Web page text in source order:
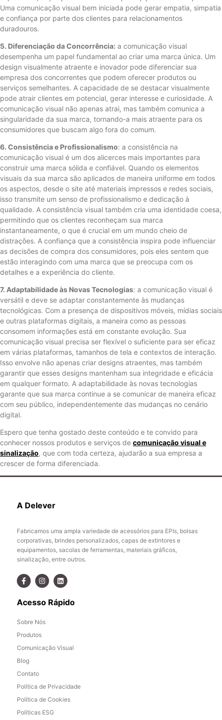
Uma comunicação visual bem iniciada pode gerar empatia, simpatia
e confiança por parte dos clientes para relacionamentos
duradouros.
5. Diferenciação da Concorrência: a comunicação visual
desempenha um papel fundamental ao criar uma marca única. Um
design visualmente atraente e inovador pode diferenciar sua
empresa dos concorrentes que podem oferecer produtos ou
serviços semelhantes. A capacidade de se destacar visualmente
pode atrair clientes em potencial, gerar interesse e curiosidade. A
comunicação visual não apenas atrai, mas também comunica a
singularidade da sua marca, tornando-a mais atraente para os
consumidores que buscam algo fora do comum.
6. Consistência e Profissionalismo: a consistência na
comunicação visual é um dos alicerces mais importantes para
construir uma marca sólida e confiável. Quando os elementos
visuais da sua marca são aplicados de maneira uniforme em todos
os aspectos, desde o site até materiais impressos e redes sociais,
isso transmite um senso de profissionalismo e dedicação à
qualidade. A consistência visual também cria uma identidade coesa,
permitindo que os clientes reconheçam sua marca
instantaneamente, o que é crucial em um mundo cheio de
distrações. A confiança que a consistência inspira pode influenciar
as decisões de compra dos consumidores, pois eles sentem que
estão interagindo com uma marca que se preocupa com os
detalhes e a experiência do cliente.
7. Adaptabilidade às Novas Tecnologias: a comunicação visual é
versátil e deve se adaptar constantemente às mudanças
tecnológicas. Com a presença de dispositivos móveis, mídias sociais
e outras plataformas digitais, a maneira como as pessoas
consomem informações está em constante evolução. Sua
comunicação visual precisa ser flexível o suficiente para ser eficaz
em várias plataformas, tamanhos de tela e contextos de interação.
Isso envolve não apenas criar designs atraentes, mas também
garantir que esses designs mantenham sua integridade e eficácia
em qualquer formato. A adaptabilidade às novas tecnologias
garante que sua marca continue a se comunicar de maneira eficaz
com seu público, independentemente das mudanças no cenário
digital.
Espero que tenha gostado deste conteúdo e te convido para
conhecer nossos produtos e serviços de comunicação visual e
sinalização, que com toda certeza, ajudarão a sua empresa a
crescer de forma diferenciada.
A Delever
Fabricamos uma ampla variedade de acessórios para EPIs, bolsas
corporativas, brindes personalizados, capas de extintores e
equipamentos, sacolas de ferramentas, materiais gráficos,
sinalização, entre outros.
Acesso Rápido
Sobre Nós
Produtos
Comunicação Visual
Blog
Contato
Política de Privacidade
Política de Cookies
Políticas ESG